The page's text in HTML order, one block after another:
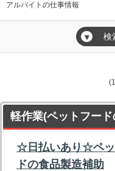
アルバイトの仕事情報
▼ 検
軽作業(ペットフー
☆日払いあり☆ペ
ドの食品製造補助